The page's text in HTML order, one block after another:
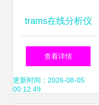
trams在线分析仪
管理系统 赋能工厂
数字化运营与信息
查看详情
更新时间：2026-08-05
00:12:49